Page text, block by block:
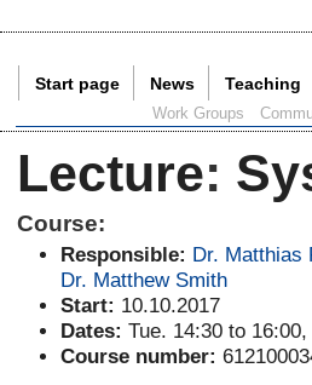
Start page News Teaching
Work Groups
Lecture:
Course:
Responsible: Dr. Matthias
Dr. Matthew Smith
Start: 10.10.2017
Dates: Tue. 14:30 to
Course number: